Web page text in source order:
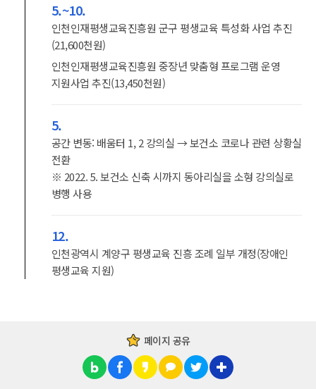
5.~10.
인천인재평생교육진흥원 군구 평생교육 특성화 사업 추진
(21,600천원)
인천인재평생교육진흥원 중장년 맞춤형 프로그램 운영
지원사업 추진(13,450천원)
5.
공간 변동: 배움터 1, 2 강의실 → 보건소 코로나 관련 상황실
전환
※ 2022. 5. 보건소 신축 시까지 동아리실을 소형 강의실로
병행 사용
12.
인천광역시 계양구 평생교육 진흥 조례 일부 개정(장애인
평생교육 지원)
페이지 공유